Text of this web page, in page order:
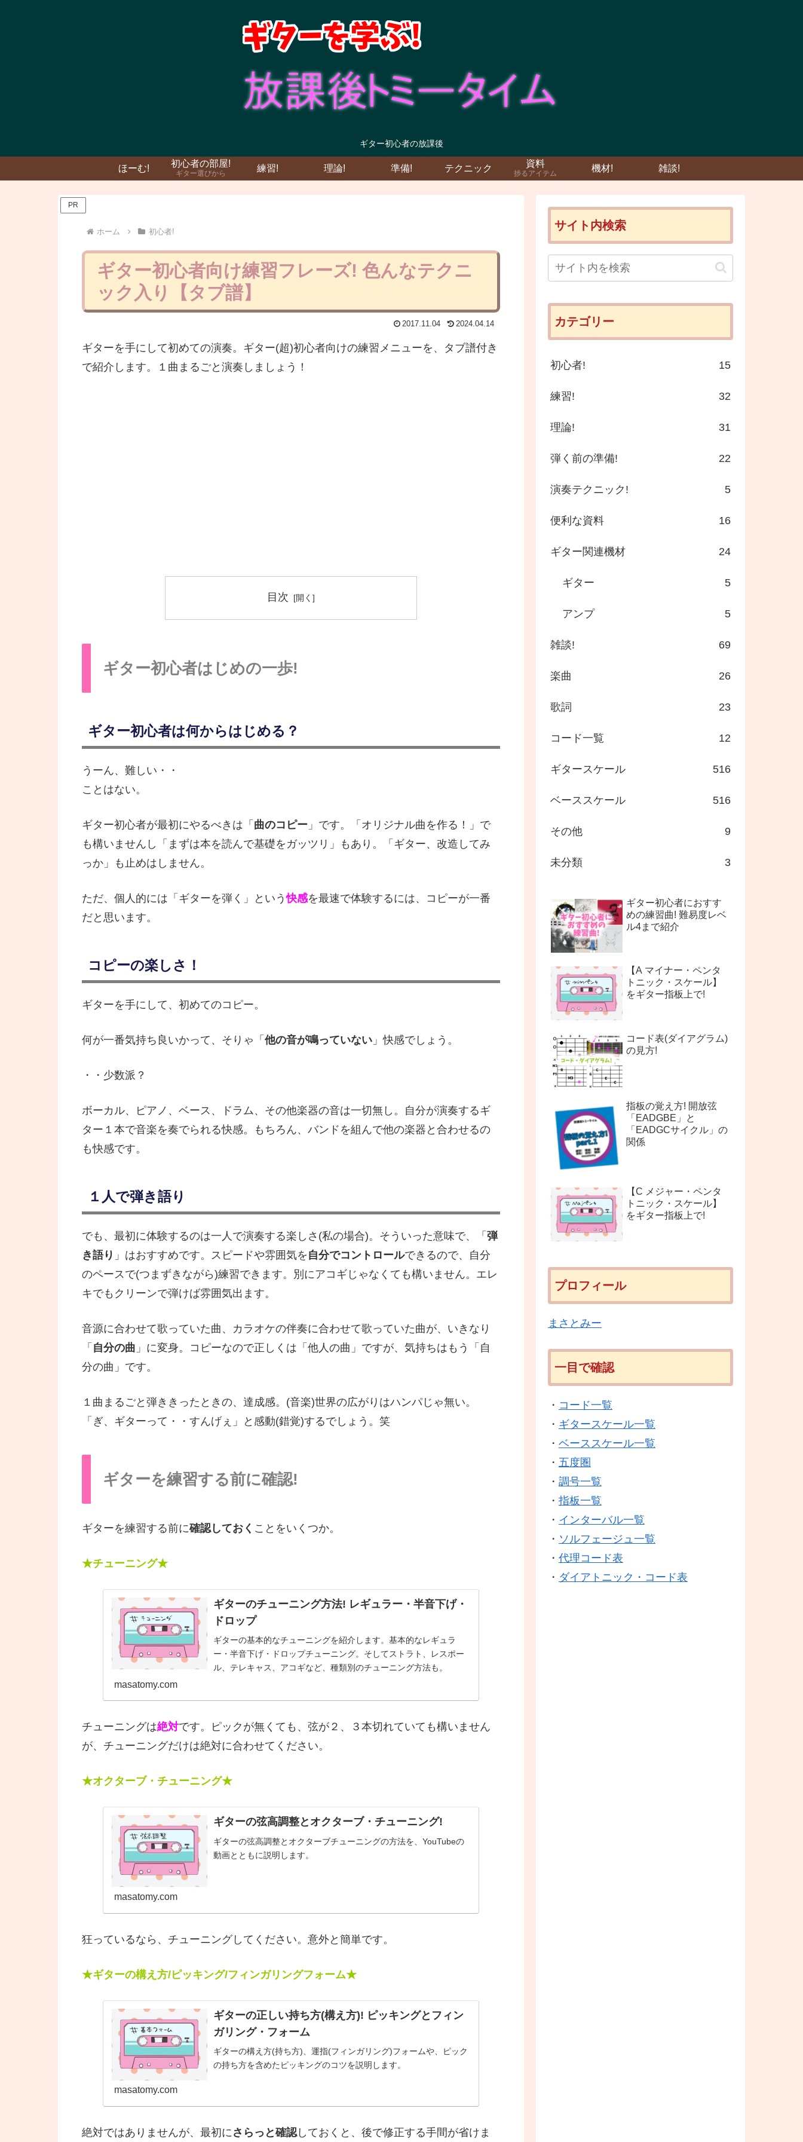
ギター初心者の放課後
ほーむ!
初心者の部屋!
ギター選びから
練習! 理論! 準備! テクニック
資料
捗るアイテム
機材! 雑談!
PR
ホーム 初心者!
ギター初心者向け練習フレーズ! 色んなテクニ
ック入り【タブ譜】
2017.11.04 2024.04.14
ギターを手にして初めての演奏。ギター(超)初心者向けの練習メニューを、タブ譜付き
で紹介します。１曲まるごと演奏しましょう！
目次
ギター初心者はじめの一歩!
ギター初心者は何からはじめる？
うーん、難しい・・
ことはない。
ギター初心者が最初にやるべきは「 曲のコピー 」です。「オリジナル曲を作る！」で
も構いませんし「まずは本を読んで基礎をガッツリ」もあり。「ギター、改造してみ
っか」も止めはしません。
ただ、個人的には「ギターを弾く」という快感を最速で体験するには、コピーが一番
だと思います。
コピーの楽しさ！
ギターを手にして、初めてのコピー。
何が一番気持ち良いかって、そりゃ「 他の音が鳴っていない 」快感でしょう。
・・少数派？
ボーカル、ピアノ、ベース、ドラム、その他楽器の音は一切無し。自分が演奏するギ
ター１本で音楽を奏でられる快感。もちろん、バンドを組んで他の楽器と合わせるの
も快感です。
１人で弾き語り
でも、最初に体験するのは一人で演奏する楽しさ(私の場合)。そういった意味で、「 弾
き語り 」はおすすめです。スピードや雰囲気を 自分でコントロールできるので、自分
のペースで(つまずきながら)練習できます。別にアコギじゃなくても構いません。エレ
キでもクリーンで弾けば雰囲気出ます。
音源に合わせて歌っていた曲、カラオケの伴奏に合わせて歌っていた曲が、いきなり
「 自分の曲 」に変身。コピーなので正しくは「他人の曲」ですが、気持ちはもう「自
分の曲」です。
１曲まるごと弾ききったときの、達成感。(音楽)世界の広がりはハンパじゃ無い。
「ぎ、ギターって・・すんげぇ」と感動(錯覚)するでしょう。笑
ギターを練習する前に確認!
ギターを練習する前に確認しておく ことをいくつか。
★チューニング★
ギターのチューニング方法! レギュラー・半音下げ・
ドロップ
ギターの基本的なチューニングを紹介します。基本的なレギュラ
ー・半音下げ・ドロップチューニング。そしてストラト、レスポー
ル、テレキャス、アコギなど、種類別のチューニング方法も。
masatomy.com
チューニングは絶対です。ピックが無くても、弦が２、３本切れていても構いません
が、チューニングだけは絶対に合わせてください。
★オクターブ・チューニング★
ギターの弦高調整とオクターブ・チューニング!
ギターの弦高調整とオクターブチューニングの方法を、YouTubeの
動画とともに説明します。
masatomy.com
狂っているなら、チューニングしてください。意外と簡単です。
★ギターの構え方/ピッキング/フィンガリングフォーム★
ギターの正しい持ち方(構え方)! ピッキングとフィン
ガリング・フォーム
ギターの構え方(持ち方)、運指(フィンガリング)フォームや、ピック
の持ち方を含めたピッキングのコツを説明します。
masatomy.com
絶対ではありませんが、最初に さらっと確認しておくと、後で修正する手間が省けま
サイト内検索
カテゴリー
初心者! 15
練習! 32
理論! 31
弾く前の準備! 22
演奏テクニック! 5
便利な資料 16
ギター関連機材 24
ギター 5
アンプ 5
雑談! 69
楽曲 26
歌詞 23
コード一覧 12
ギタースケール 516
ベーススケール 516
その他 9
未分類 3
ギター初心者におすす
めの練習曲! 難易度レベ
ル4まで紹介
【A マイナー・ペンタ
トニック・スケール】
をギター指板上で!
コード表(ダイアグラム)
の見方!
指板の覚え方! 開放弦
「EADGBE」と
「EADGCサイクル」の
関係
【C メジャー・ペンタ
トニック・スケール】
をギター指板上で!
プロフィール
まさとみー
一目で確認
・ コード一覧
・ ギタースケール一覧
・ ベーススケール一覧
・ 五度圏
・ 調号一覧
・ 指板一覧
・ インターバル一覧
・ ソルフェージュ一覧
・ 代理コード表
・ ダイアトニック・コード表